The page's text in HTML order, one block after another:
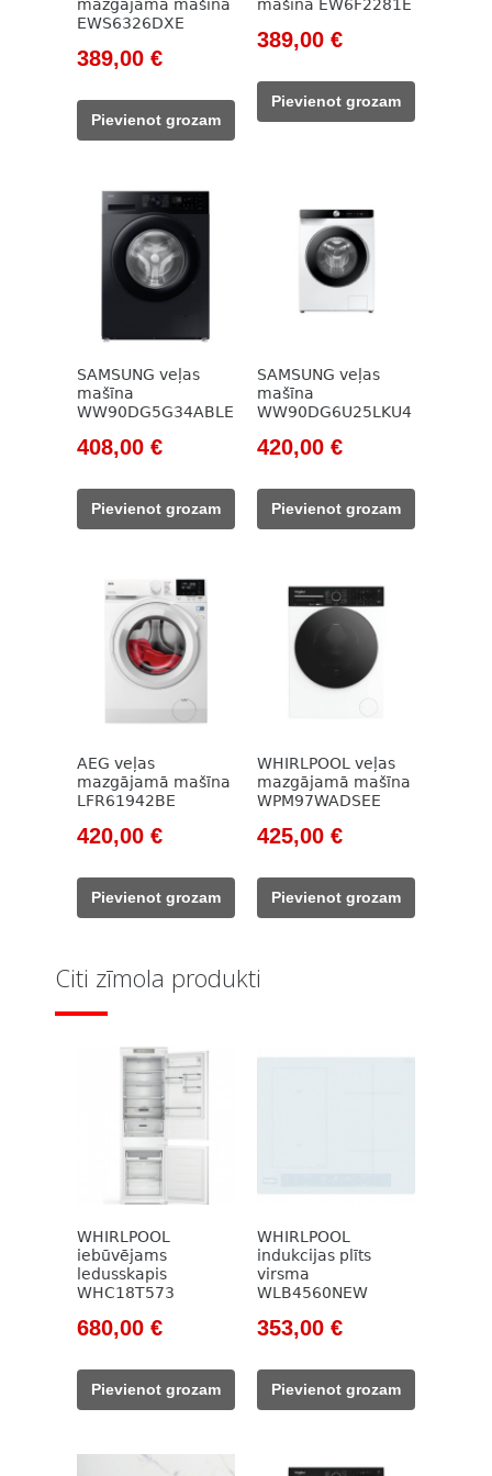
mazgājamā mašīna
EWS6326DXE
Original
was:
525,00 €.
389,00 €Current
389,00 €.
Pievienot grozam
mašīna EW6F2281E
Original
was:
560,00 €.
389,00 €Current
389,00 €.
Pievienot grozam
SAMSUNG veļas
mašīna
WW90DG5G34ABLE
Original
was:
596,00 €.
408,00 €Current
408,00 €.
Pievienot grozam
SAMSUNG veļas
mašīna
WW90DG6U25LKU4
Original
was:
610,00 €.
420,00 €Current
420,00 €.
Pievienot grozam
AEG veļas
mazgājamā mašīna
LFR61942BE
Original
was:
649,00 €.
420,00 €Current
420,00 €.
Pievienot grozam
WHIRLPOOL veļas
mazgājamā mašīna
WPM97WADSEE
Original
was:
528,00 €.
425,00 €Current
425,00 €.
Pievienot grozam
Citi zīmola produkti
WHIRLPOOL
iebūvējams
ledusskapis
WHC18T573
Original
was:
913,00 €.
680,00 €Current
680,00 €.
Pievienot grozam
WHIRLPOOL
indukcijas plīts
virsma
WLB4560NEW
Original
was:
451,00 €.
353,00 €Current
353,00 €.
Pievienot grozam